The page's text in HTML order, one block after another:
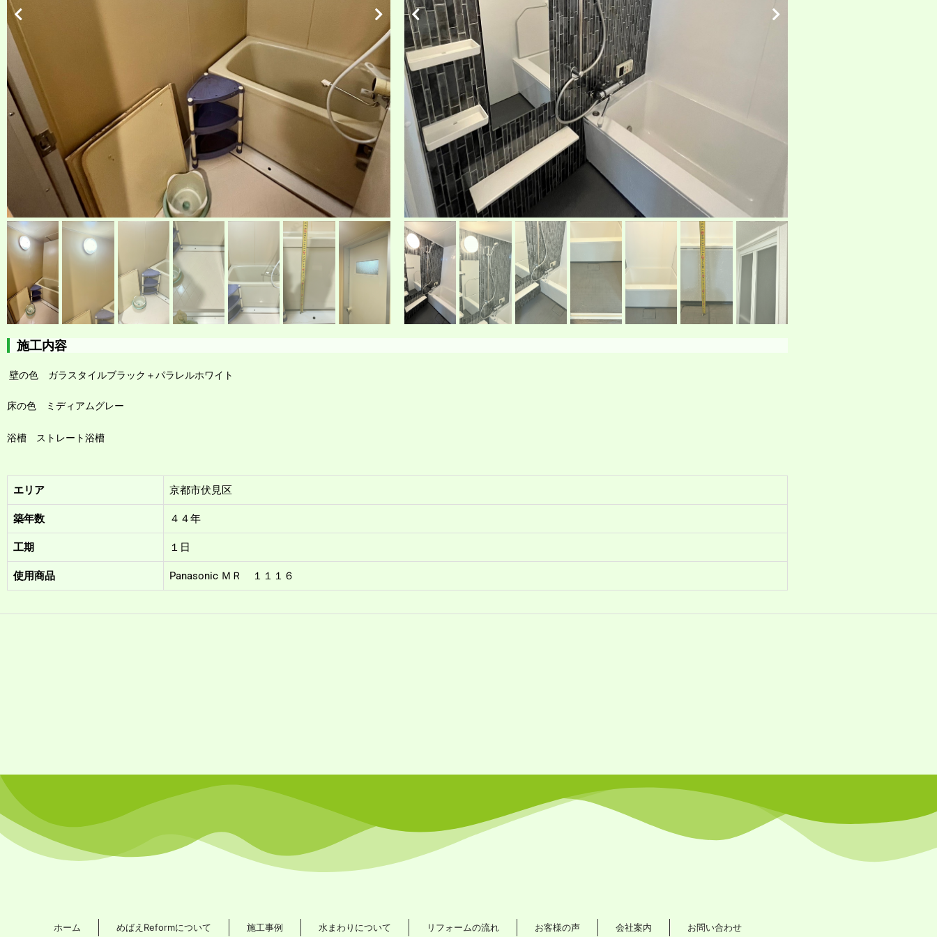
施工内容
壁の色 ガラスタイルブラック ＋パラレルホワイト
床の色 ミディアムグレー
浴槽 ストレート浴槽
エリア 京都市伏見区
築年数 ４４年
工期 １日
使用商品 Panasonic ＭＲ １１１６
ホーム めばえReformについて 施工事例 水まわりについて リフォームの流れ お客様の声 会社案内 お問い合わせ